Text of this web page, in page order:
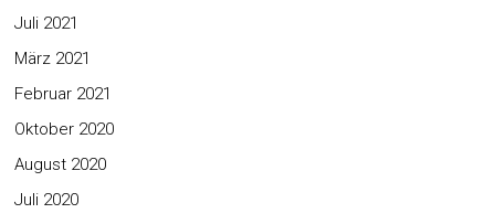
Juli 2021
März 2021
Februar 2021
Oktober 2020
August 2020
Juli 2020